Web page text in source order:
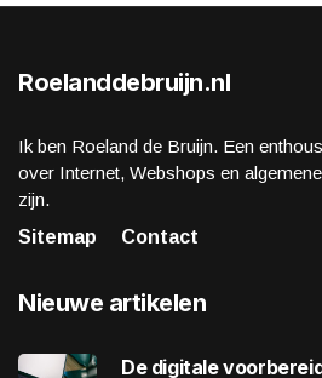
Roelanddebruijn.nl
Ik ben Roeland de Bruijn. Een
over Internet, Webshops en
zijn.
Sitemap
Contact
Nieuwe artikelen
De digitale